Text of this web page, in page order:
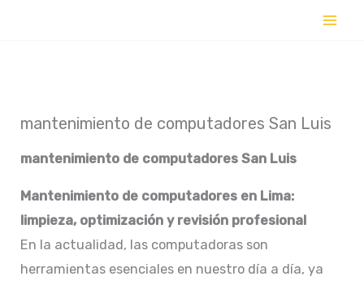
mantenimiento de computadores San Luis
mantenimiento de computadoresSan Luis
Mantenimiento de computadores en Lima:
limpieza, optimización y revisión profesional
En la actualidad, las computadoras son
herramientas esenciales en nuestro día a día, ya